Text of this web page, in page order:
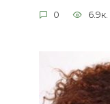
0 6.9к.